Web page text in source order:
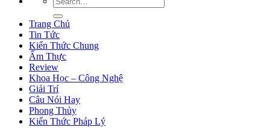
Trang Chủ
Tin Tức
Kiến Thức Chung
Ẩm Thực
Review
Khoa Học – Công Nghệ
Giải Trí
Câu Nói Hay
Phong Thủy
Kiến Thức Pháp Lý